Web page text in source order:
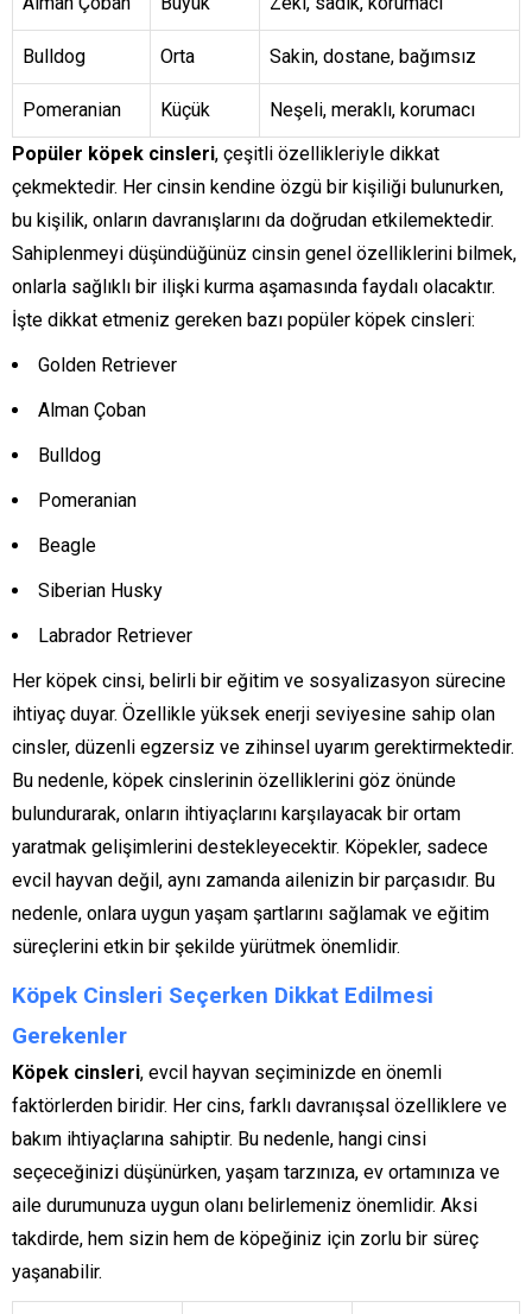
Bulldog Orta Sakin, dostane, bağımsız
Pomeranian Küçük
Neşeli, meraklı, korumacı
Popüler köpek cinsleri, çeşitli özellikleriyle dikkat
çekmektedir. Her cinsin kendine özgü bir kişiliği bulunurken,
bu kişilik, onların davranışlarını da doğrudan etkilemektedir.
Sahiplenmeyi düşündüğünüz cinsin genel özelliklerini bilmek,
onlarla sağlıklı bir ilişki kurma aşamasında faydalı olacaktır.
İşte dikkat etmeniz gereken bazı popüler köpek cinsleri:
Golden Retriever
Alman Çoban
Bulldog
Pomeranian
Beagle
Siberian Husky
Labrador Retriever
Her köpek cinsi, belirli bir eğitim ve sosyalizasyon sürecine
ihtiyaç duyar. Özellikle yüksek enerji seviyesine sahip olan
cinsler, düzenli egzersiz ve zihinsel uyarım gerektirmektedir.
Bu nedenle, köpek cinslerinin özelliklerini göz önünde
bulundurarak, onların ihtiyaçlarını karşılayacak bir ortam
yaratmak gelişimlerini destekleyecektir. Köpekler, sadece
evcil hayvan değil, aynı zamanda ailenizin bir parçasıdır. Bu
nedenle, onlara uygun yaşam şartlarını sağlamak ve eğitim
süreçlerini etkin bir şekilde yürütmek önemlidir.
Köpek Cinsleri Seçerken Dikkat Edilmesi
Gerekenler
Köpek cinsleri, evcil hayvan seçiminizde en önemli
faktörlerden biridir. Her cins, farklı davranışsal özelliklere ve
bakım ihtiyaçlarına sahiptir. Bu nedenle, hangi cinsi
seçeceğinizi düşünürken, yaşam tarzınıza, ev ortamınıza ve
aile durumunuza uygun olanı belirlemeniz önemlidir. Aksi
takdirde, hem sizin hem de köpeğiniz için zorlu bir süreç
yaşanabilir.